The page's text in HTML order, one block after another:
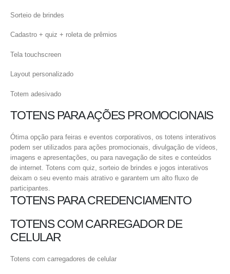
Sorteio de brindes
Cadastro + quiz + roleta de prêmios
Tela touchscreen
Layout personalizado
Totem adesivado
TOTENS PARA AÇÕES PROMOCIONAIS
Ótima opção para feiras e eventos corporativos, os totens interativos
podem ser utilizados para ações promocionais, divulgação de vídeos,
imagens e apresentações, ou para navegação de sites e conteúdos
de internet. Totens com quiz, sorteio de brindes e jogos interativos
deixam o seu evento mais atrativo e garantem um alto fluxo de
participantes.
TOTENS PARA CREDENCIAMENTO
TOTENS COM CARREGADOR DE
CELULAR
Totens com carregadores de celular